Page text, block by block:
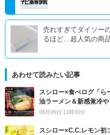
売れすぎてダイソー
るほど…超人気の商
あわせて読みたい記事
スシロー×食べログ「ら
油ラーメン＆新感覚冷
08月09日 11時30分
スシロー×C.C.レモン初